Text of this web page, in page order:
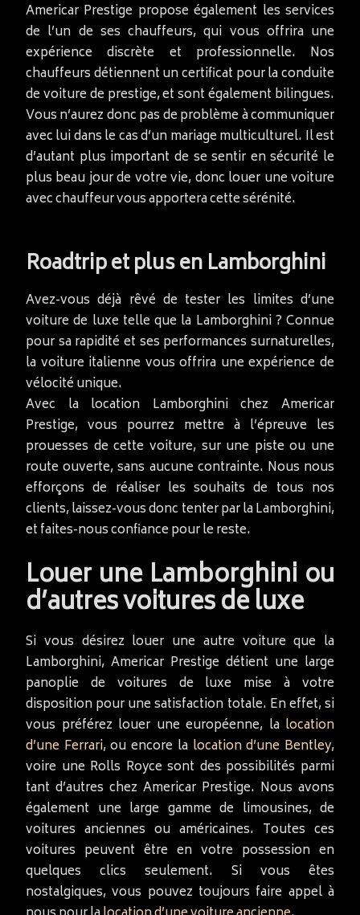
Americar Prestige propose également les services
de l’un de ses chauffeurs, qui vous offrira une
expérience discrète et professionnelle. Nos
chauffeurs détiennent un certificat pour la conduite
de voiture de prestige, et sont également bilingues.
Vous n’aurez donc pas de problème à communiquer
avec lui dans le cas d’un mariage multiculturel. Il est
d’autant plus important de se sentir en sécurité le
plus beau jour de votre vie, donc louer une voiture
avec chauffeur vous apportera cette sérénité.
Roadtrip et plus en Lamborghini
Avez-vous déjà rêvé de tester les limites d’une
voiture de luxe telle que la Lamborghini ? Connue
pour sa rapidité et ses performances surnaturelles,
la voiture italienne vous offrira une expérience de
vélocité unique.
Avec la location Lamborghini chez Americar
Prestige, vous pourrez mettre à l’épreuve les
prouesses de cette voiture, sur une piste ou une
route ouverte, sans aucune contrainte. Nous nous
efforçons de réaliser les souhaits de tous nos
clients, laissez-vous donc tenter par la Lamborghini,
et faites-nous confiance pour le reste.
Louer une Lamborghini ou
d’autres voitures de luxe
Si vous désirez louer une autre voiture que la
Lamborghini, Americar Prestige détient une large
panoplie de voitures de luxe mise à votre
disposition pour une satisfaction totale. En effet, si
vous préférez louer une européenne, la location
d’une Ferrari, ou encore la location d’une Bentley,
voire une Rolls Royce sont des possibilités parmi
tant d’autres chez Americar Prestige. Nous avons
également une large gamme de limousines, de
voitures anciennes ou américaines. Toutes ces
voitures peuvent être en votre possession en
quelques clics seulement. Si vous êtes
nostalgiques, vous pouvez toujours faire appel à